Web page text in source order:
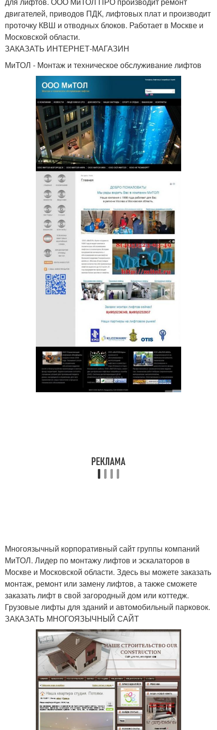
двигателей, приводов ПДК, лифтовых плат и производит
проточку КВШ и отводных блоков. Работает в Москве и
Московской области.
ЗАКАЗАТЬ ИНТЕРНЕТ-МАГАЗИН
МиТОЛ - Монтаж и техническое обслуживание лифтов
Многоязычный корпоративный сайт группы компаний
МиТОЛ. Лидер по монтажу лифтов и эскалаторов в
Москве и Московской области. Здесь вы можете заказать
монтаж, ремонт или замену лифтов, а также сможете
заказать лифт в свой загородный дом или коттедж.
Грузовые лифты для зданий и автомобильный парковок.
ЗАКАЗАТЬ МНОГОЯЗЫЧНЫЙ САЙТ